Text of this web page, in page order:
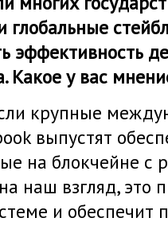
глобальные
эффективность
Какое у вас
крупные
выпустят
на блокчейне с
наш взгляд, это
и обеспечит